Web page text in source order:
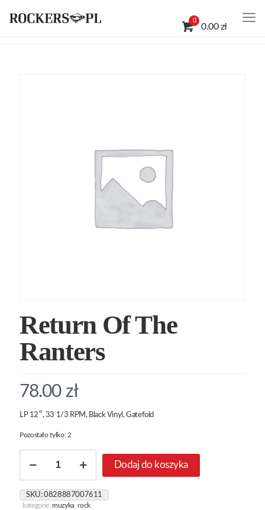
0
0.00 zł
Return Of The
Ranters
78.00 zł
LP 12″, 33 1/3 RPM, Black Vinyl, Gatefold
Pozostało tylko: 2
Return
The
Ranters
Dodaj do koszyka
SKU:0828887007611
kategorie:muzyka,rock